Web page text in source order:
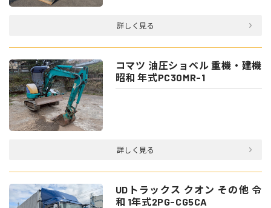
詳しく見る
コマツ 油圧ショベル 重機・建機
昭和 年式PC30MR-1
詳しく見る
UDトラックス クオン その他 令
和 1年式2PG-CG5CA